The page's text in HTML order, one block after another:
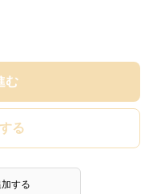
む
る
する